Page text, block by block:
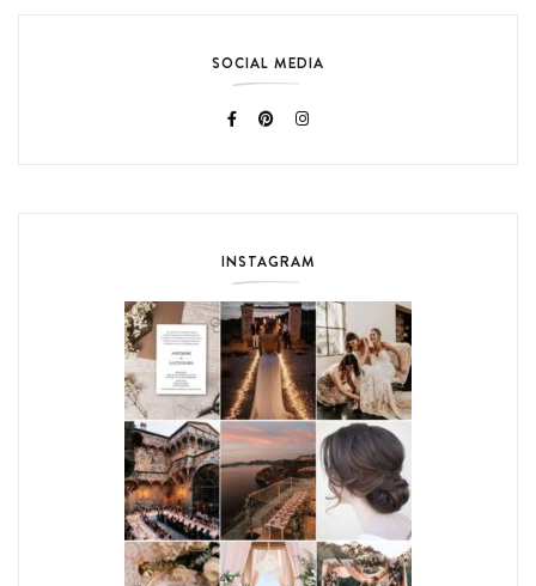
SOCIAL MEDIA
INSTAGRAM